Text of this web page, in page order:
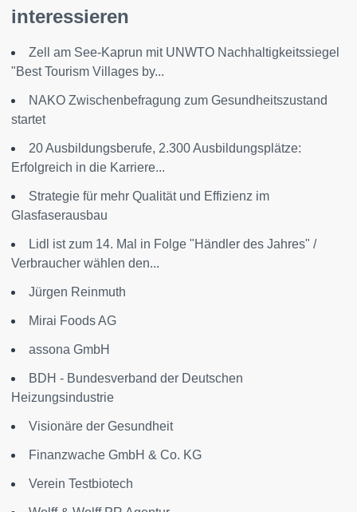
interessieren
Zell am See-Kaprun mit UNWTO Nachhaltigkeitssiegel
"Best Tourism Villages by...
NAKO Zwischenbefragung zum Gesundheitszustand
startet
20 Ausbildungsberufe, 2.300 Ausbildungsplätze:
Erfolgreich in die Karriere...
Strategie für mehr Qualität und Effizienz im
Glasfaserausbau
Lidl ist zum 14. Mal in Folge "Händler des Jahres" /
Verbraucher wählen den...
Jürgen Reinmuth
Mirai Foods AG
assona GmbH
BDH - Bundesverband der Deutschen
Heizungsindustrie
Visionäre der Gesundheit
Finanzwache GmbH & Co. KG
Verein Testbiotech